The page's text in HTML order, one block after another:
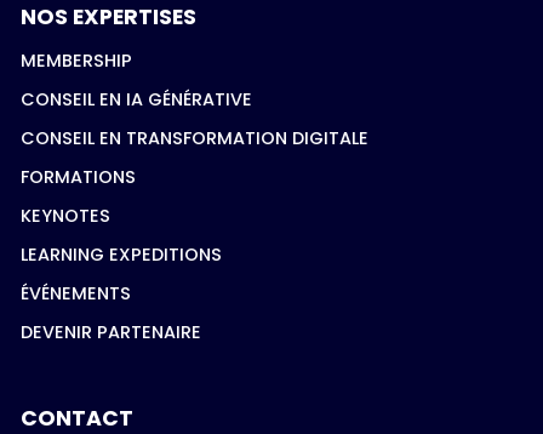
NOS EXPERTISES
MEMBERSHIP
CONSEIL EN IA GÉNÉRATIVE
CONSEIL EN TRANSFORMATION DIGITALE
FORMATIONS
KEYNOTES
LEARNING EXPEDITIONS
ÉVÉNEMENTS
DEVENIR PARTENAIRE
CONTACT